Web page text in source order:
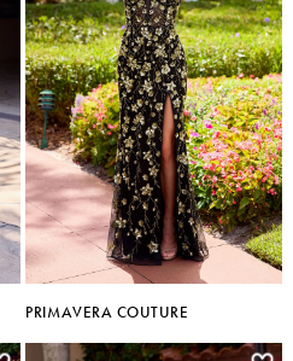
PRIMAVERA COUTURE